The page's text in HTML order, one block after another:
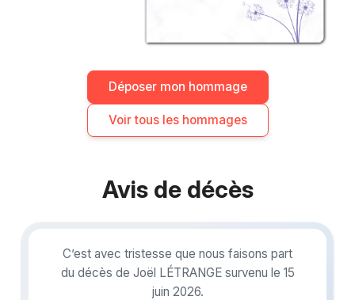
Déposer mon hommage
Voir tous les hommages
Avis de décès
C’est avec tristesse que nous faisons part
du décès de Joël LÉTRANGE survenu le 15
juin 2026.